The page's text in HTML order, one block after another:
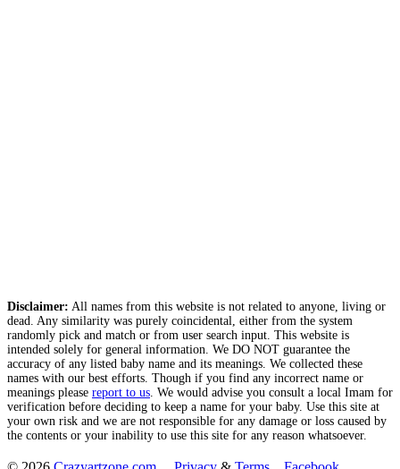
Disclaimer: All names from this website is not related to anyone, living or
dead. Any similarity was purely coincidental, either from the system
randomly pick and match or from user search input. This website is
intended solely for general information. We DO NOT guarantee the
accuracy of any listed baby name and its meanings. We collected these
names with our best efforts. Though if you find any incorrect name or
meanings please report to us . We would advise you consult a local Imam for
verification before deciding to keep a name for your baby. Use this site at
your own risk and we are not responsible for any damage or loss caused by
the contents or your inability to use this site for any reason whatsoever.